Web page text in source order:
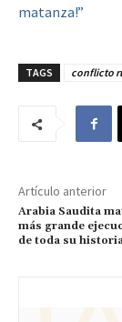
matanza!”
TAGS conflicto
Artículo anterior
Arabia Saudita
más grande
de toda su